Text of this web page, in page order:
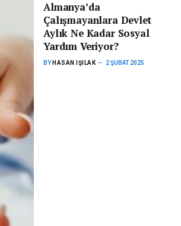
Almanya’da
Çalışmayanlara Devlet
Aylık Ne Kadar Sosyal
Yardım Veriyor?
BY HASAN IŞILAK 2 ŞUBAT 2025